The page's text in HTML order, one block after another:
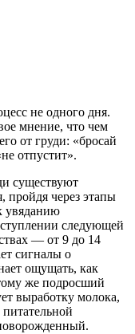
не одного дня.
мнение, что чем
от груди: «бросай
отпустит».
существуют
пройдя через этапы
увяданию
следующей
— от 9 до 14
сигналы о
ощущать, как
же подросший
выработку молока,